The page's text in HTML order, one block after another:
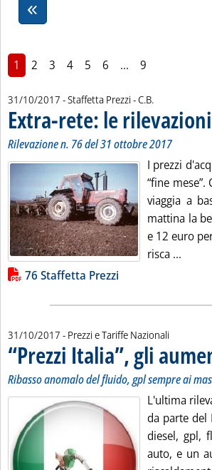
1 2 3 4 5 6 ... 9
31/10/2017 - Staffetta Prezzi -di:
C.B.
Extra-rete: le
Rilevazione n. 76 del 31 ottobre 2017
I prezzi
“fine
viaggia a
mattina la
e 12 euro
risca ...
Lista allegati PDF alla notizia
76 Staffetta Prezzi
31/10/2017 - Prezzi e Tariffe Nazionali
“Prezzi Italia”, gli
Ribasso anomalo del fluido, gpl sempre ai
L'ultima
da parte del
diesel, gpl,
auto, e un